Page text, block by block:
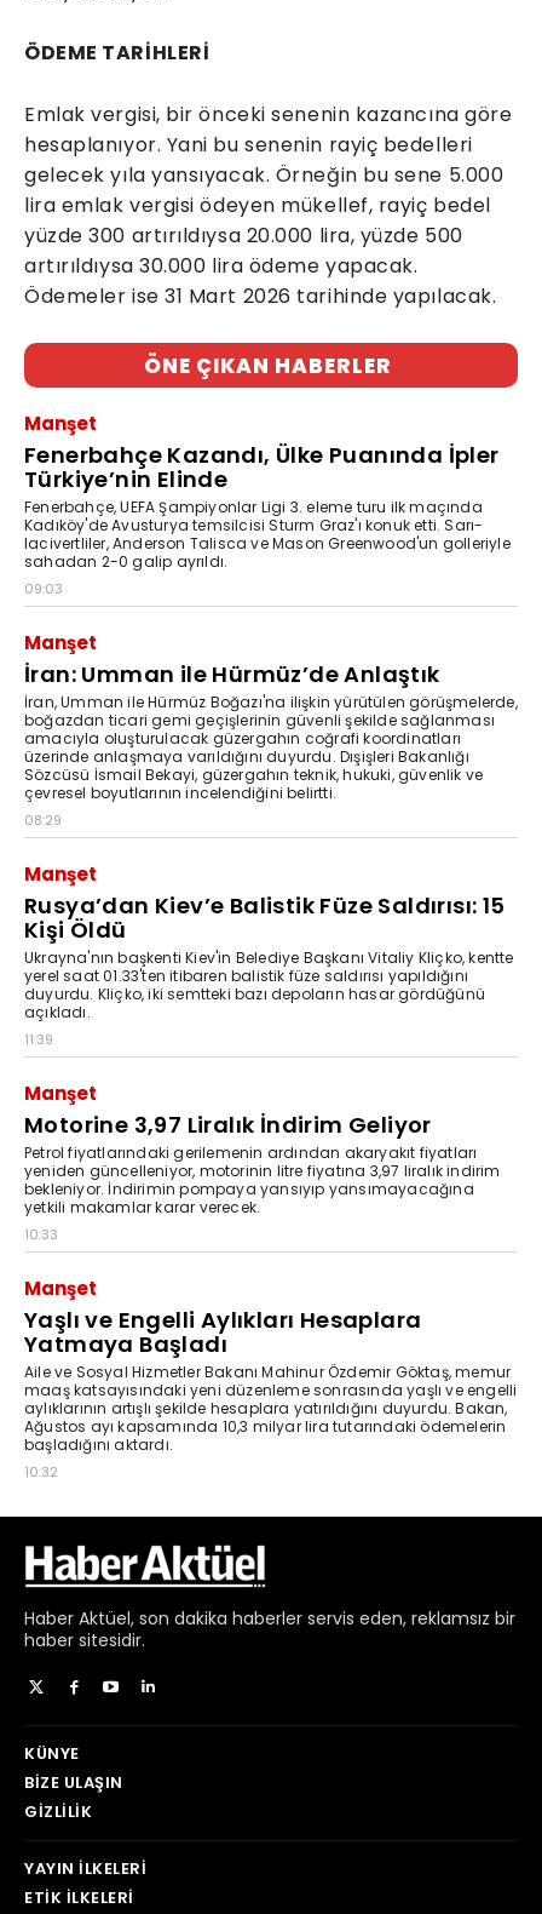
Haber Aktüel, son dakika haberler servis eden, reklamsız bir
haber sitesidir.
KÜNYE
BIZE ULAŞIN
GIZLILIK
YAYIN İLKELERI
ETIK İLKELERI